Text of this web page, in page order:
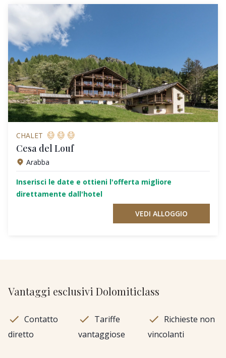
CHALET
Cesa del Louf
Arabba
Inserisci le date e ottieni l'offerta migliore
direttamente dall'hotel
VEDI ALLOGGIO
Vantaggi esclusivi Dolomiticlass
Contatto
diretto
Tariffe
vantaggiose
Richieste non
vincolanti